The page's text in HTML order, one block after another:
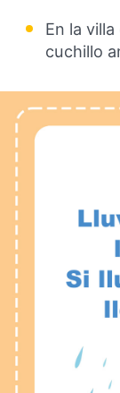
En la
cuchillo